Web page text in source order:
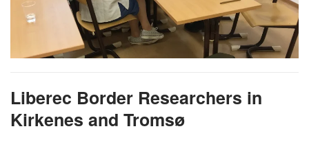
Liberec Border Researchers in
Kirkenes and Tromsø